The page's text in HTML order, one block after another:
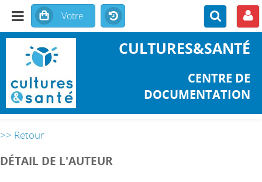
CULTURES&SANTÉ
CENTRE DE
DOCUMENTATION
>> Retour
DÉTAIL DE L'AUTEUR